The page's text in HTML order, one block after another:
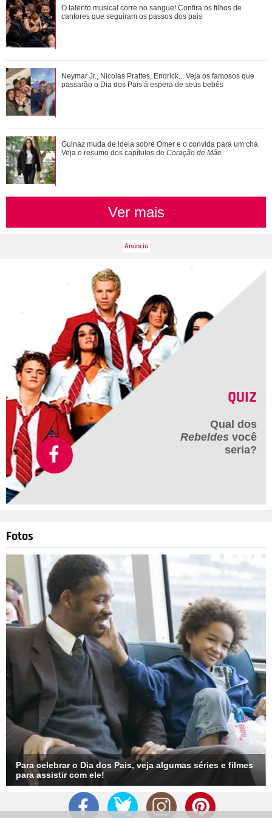
3/18
Por sinal, Cattrall foi alvo de comentários irônicos de Sarah
Jessica Parker, a Carrie, quando perguntada sobre a possível
participação da atriz em uma segunda temporada da
história pública de sentimentos que ela compartilhou, afirmou
Sarah, em entrevista para a revista Variety.Eu não participei
[da discussão] ou li artigos sobre, embora as pessoas estejam
2017, Kim fala sobre mágoas dos bastidores de Sex and The
City, e deu a entender que sofria abusos por parte das outras
três estrelas da série - a artista chegou a chamar Jessica
Parker de cruel em uma publicação nas redes sociais e falou,
em uma entrevista, que jamais retornaria à franquia.
Divulgação 4/18
O bad boy mais charmoso da série, Mr. Big, que foi
interpretado por Chris Noth, nascido em 13 de novembro de
1954, foi inspirado em uma pessoa real. Candace Bushnell,
escritora do livro que originou a produção para a TV, revelou
que ela se baseou em Ron Galotti, editor de revistas famoso
nos Estados Unidos.
O talento musical corre no sangue! Confira os filhos de
cantores que seguiram os passos dos p...
João Raul diz para Agrado que não está conseguindo
conviver com seu sucesso. Veja os resum...
O talento musical corre no sangue! Confira os filhos de
cantores que seguiram os passos dos pais
Neymar Jr., Nicolas Prattes, Endrick... Veja os famosos que
passarão o Dia dos Pais à espera de seus bebês
Gulnaz muda de ideia sobre Omer e o convida para um chá.
Veja o resumo dos capítulos de Coração de Mãe
Ver mais
QUIZ
Qual dos
Rebeldes você
seria?
Fotos
Para celebrar o Dia dos Pais, veja algumas séries e filmes
para assistir com ele!